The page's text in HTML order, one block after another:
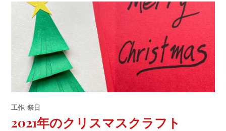
工作,祭日
2021年のクリスマスクラフト